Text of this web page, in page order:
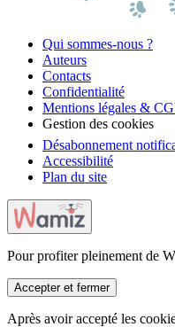
Qui sommes-nous ?
Auteurs
Contacts
Confidentialité
Mentions légales &
Gestion des cookies
Désabonnement
Accessibilité
Plan du site
Pour profiter pleinement de
Accepter et fermer
Après avoir accepté les